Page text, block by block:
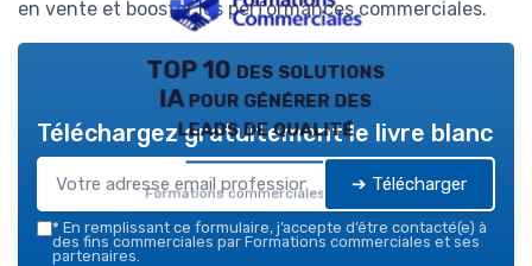
en vente et booster les performances commerciales.
TOP 10 des solutions
IA pour générer des
leads de qualité
Formations commerciales — 2026
Téléchargez gratuitement le livre blanc
➔ Télécharger
* En remplissant ce formulaire, j’accepte d’être contacté(e) à
des fins commerciales par Formations commerciales et ses
partenaires.